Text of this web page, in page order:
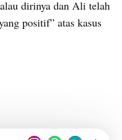
dirinya dan Ali telah
positif” atas kasus